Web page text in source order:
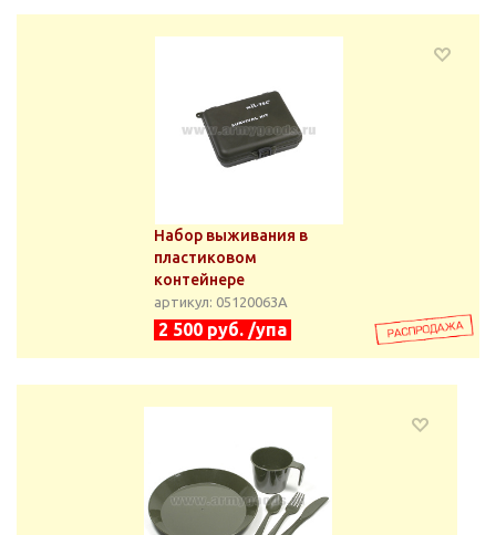
Набор выживания в
пластиковом
контейнере
артикул: 05120063А
2 500 руб. /упа